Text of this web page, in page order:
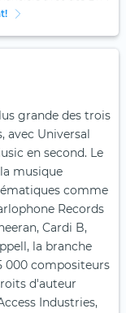
grande des trois
avec Universal
en second. Le
musique
comme
Records
Cardi B,
la branche
000 compositeurs
d'auteur
Industries,